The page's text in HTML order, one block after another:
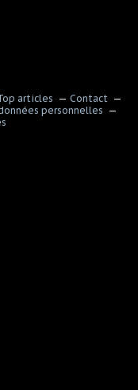
articles
Contact
personnelles